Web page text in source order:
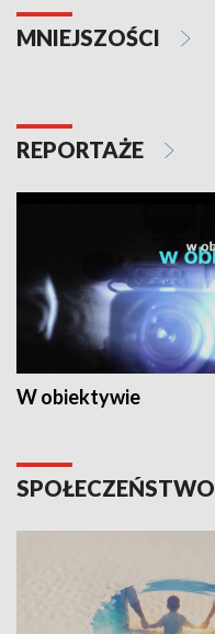
MNIEJSZOŚCI
REPORTAŻE
W obiektywie
SPOŁECZEŃSTWO